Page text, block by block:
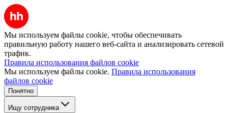
Мы используем файлы cookie, чтобы обеспечивать
правильную работу нашего веб-сайта и анализировать сетевой
трафик.
Правила использования файлов cookie
Мы используем файлы cookie. Правила использования
файлов cookie
Понятно
Ищу сотрудника